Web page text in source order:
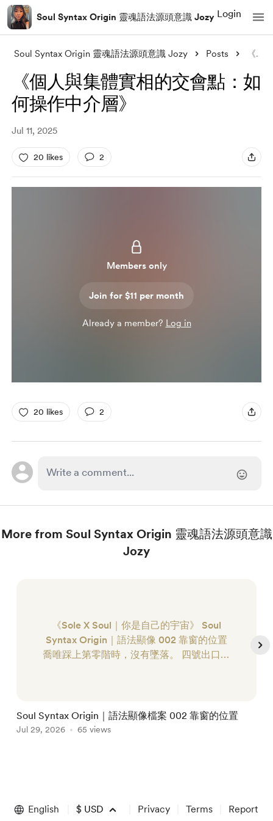
Soul Syntax Origin 靈魂語法源頭意識 Jozy Login
Soul Syntax Origin 靈魂語法源頭意識 Jozy Posts 《個人與集體實相的交會點：如何操作中介層》
《個人與集體實相的交會點：如
何操作中介層》
Jul 11, 2025
20 likes 2
Members only
Join for $11 per month
Already a member? Log in
20 likes 2
More from Soul Syntax Origin 靈魂語法源頭意識
Jozy
《Sole X Soul｜你是自己的宇宙》 Soul
Syntax Origin｜語法顯像 002 靠窗的位置
喬唯踩上第零階時，沒有墜落。 四號出口的
面帶著珍珠般的微光，兩側排列著一扇扇
門。門上沒有?...
Soul Syntax Origin｜語法顯像檔案 002 靠窗的位置
Jul 29, 2026 65 views
of
English $ USD Privacy Terms Report